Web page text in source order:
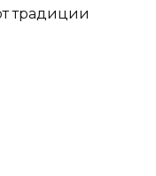
традиции